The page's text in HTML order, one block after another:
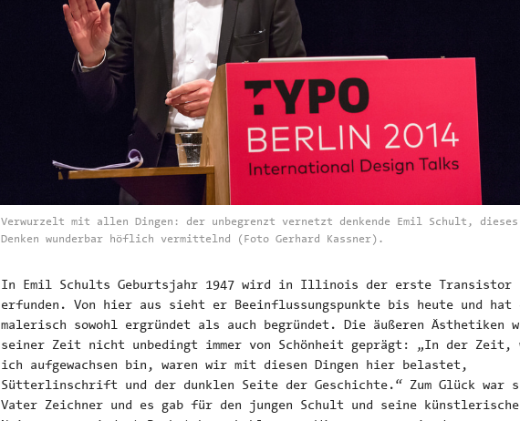
Verwurzelt mit allen Dingen: der unbegrenzt vernetzt denkende Emil Schult, dieses
Denken wunderbar höflich vermittelnd (Foto Gerhard Kassner).
In Emil Schults Geburtsjahr 1947 wird in Illinois der erste Transistor
erfunden. Von hier aus sieht er Beeinflussungspunkte bis heute und hat
malerisch sowohl ergründet als auch begründet. Die äußeren Ästhetiken
seiner Zeit nicht unbedingt immer von Schönheit geprägt: „In der Zeit,
ich aufgewachsen bin, waren wir mit diesen Dingen hier belastet,
Sütterlinschrift und der dunklen Seite der Geschichte.“ Zum Glück war
Vater Zeichner und es gab für den jungen Schult und seine